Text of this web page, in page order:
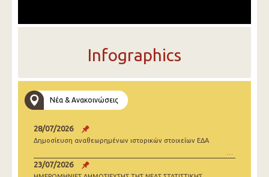
Infographics
Νέα & Ανακοινώσεις
28/07/2026
Δημοσίευση αναθεωρημένων ιστορικών στοιχείων ΕΔΑ
23/07/2026